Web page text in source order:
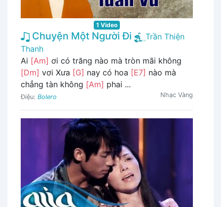
1 Video
Chuyện Một Người Đi
Trần Thiện
Thanh
Ai [Am] ơi có trăng nào mà tròn mãi không
[Dm] vơi Xưa [G] nay có hoa [E7] nào mà
chẳng tàn không [Am] phai ...
Điệu: Bolero Nhạc Vàng